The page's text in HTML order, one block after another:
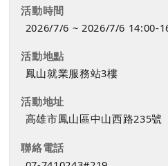
活動時間
2026/7/6 ~ 2026/7/6 14:00-
活動地點
鳳山就業服務站3樓
活動地址
高雄市鳳山區中山西路235號
聯絡電話